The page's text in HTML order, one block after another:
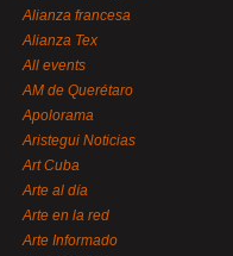
Alianza francesa
Alianza Tex
All events
AM de Querétaro
Apolorama
Aristegui Noticias
Art Cuba
Arte al día
Arte en la red
Arte Informado